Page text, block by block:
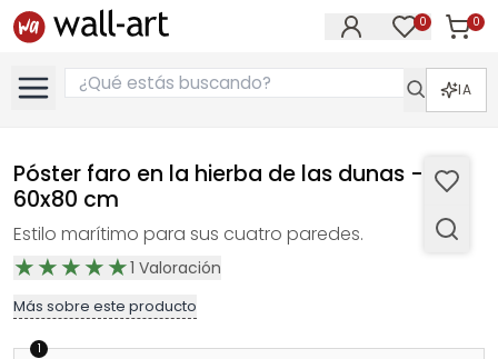
0 0
IA
Póster faro en la hierba de las dunas -
60x80 cm
Estilo marítimo para sus cuatro paredes.
1 Valoración
Más sobre este producto
1